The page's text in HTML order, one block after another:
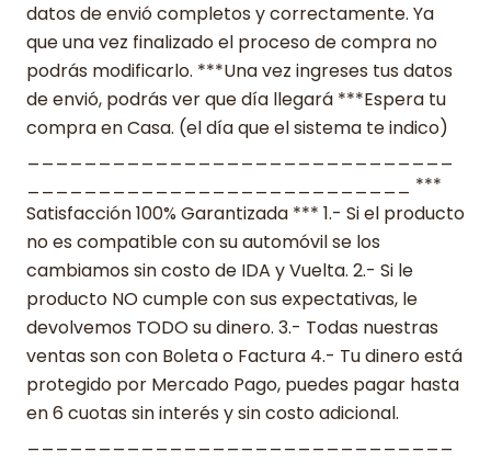
datos de envió completos y correctamente. Ya
que una vez finalizado el proceso de compra no
podrás modificarlo. ***Una vez ingreses tus datos
de envió, podrás ver que día llegará ***Espera tu
compra en Casa. (el día que el sistema te indico)
___________________________ ***
Satisfacción 100% Garantizada *** 1.- Si el producto
no es compatible con su automóvil se los
cambiamos sin costo de IDA y Vuelta. 2.- Si le
producto NO cumple con sus expectativas, le
devolvemos TODO su dinero. 3.- Todas nuestras
ventas son con Boleta o Factura 4.- Tu dinero está
protegido por Mercado Pago, puedes pagar hasta
en 6 cuotas sin interés y sin costo adicional.